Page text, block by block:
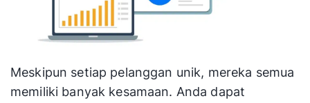
Meskipun setiap pelanggan unik, mereka semua
memiliki banyak kesamaan. Anda dapat